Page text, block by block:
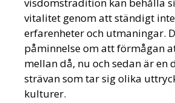
vitalitet genom att ständigt
erfarenheter och utmaningar.
påminnelse om att förmågan
mellan då, nu och sedan är en
strävan som tar sig olika
kulturer.